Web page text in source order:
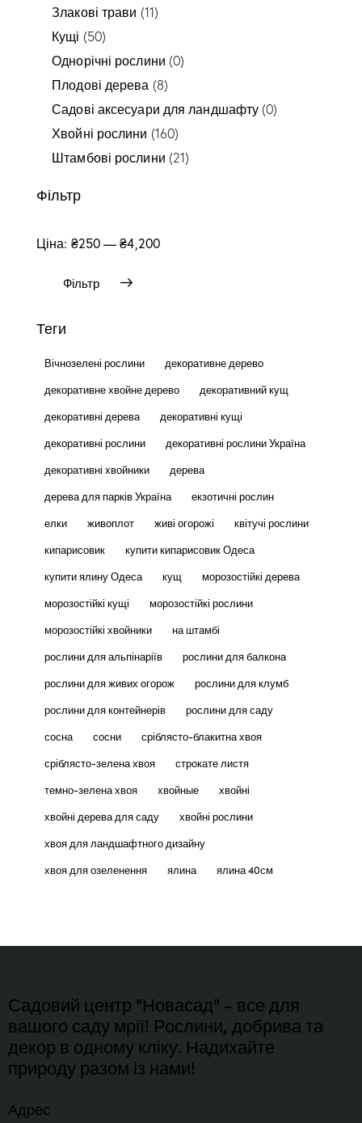
Злакові трави (11)
Кущі (50)
Однорічні рослини (0)
Плодові дерева (8)
Садові аксесуари для ландшафту (0)
Хвойні рослини (160)
Штамбові рослини (21)
Фільтр
Фільтр
Ціна: ₴250 —₴4,200
Теги
Вічнозелені рослини
декоративне дерево
декоративне хвойне дерево
декоративний кущ
декоративні дерева
декоративні кущі
декоративні рослини
декоративні рослини Україна
декоративні хвойники
дерева
дерева для парків Україна
екзотичні рослин
елки
живоплот живі огорожі
квітучі рослини
кипарисовик
купити кипарисовик Одеса
купити ялину Одеса
кущ
морозостійкі дерева
морозостійкі кущі
морозостійкі рослини
морозостійкі хвойники
на штамбі
рослини для альпінаріїв
рослини для балкона
рослини для живих огорож
рослини для клумб
рослини для контейнерів
рослини для саду
сосна
сосни
сріблясто-блакитна хвоя
сріблясто-зелена хвоя
строкате листя
темно-зелена хвоя
хвойные
хвойні
хвойні дерева для саду
хвойні рослини
хвоя для ландшафтного дизайну
хвоя для озеленення
ялина ялина 40см
Садовий центр "Новасад" - все для
вашого саду мрії! Рослини, добрива та
декор в одному кліку. Надихайте
природу разом із нами!
Адрес